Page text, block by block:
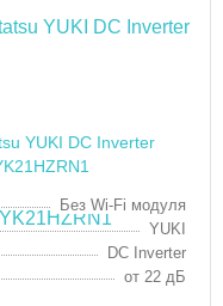
YUKI DC Inverter
Без Wi-Fi модуля
YUKI
DC Inverter
от 22 дБ